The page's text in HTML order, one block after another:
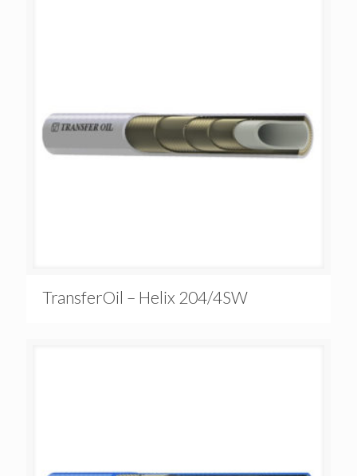
TransferOil – Helix 204/4SW